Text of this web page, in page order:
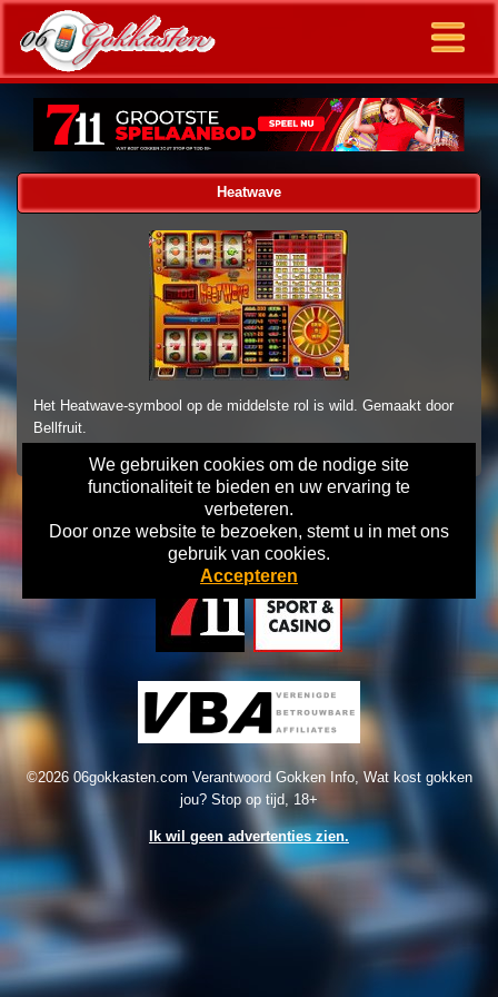
We gebruiken cookies om de nodige site
functionaliteit te bieden en uw ervaring te
verbeteren.
Door onze website te bezoeken, stemt u in met ons
gebruik van cookies.
Accepteren
Heatwave
Het Heatwave-symbool op de middelste rol is wild. Gemaakt door
Bellfruit.
Home Disclaimer Gok Info
©2026 06gokkasten.com Verantwoord Gokken Info, Wat kost gokken
jou? Stop op tijd, 18+
Ik wil geen advertenties zien.